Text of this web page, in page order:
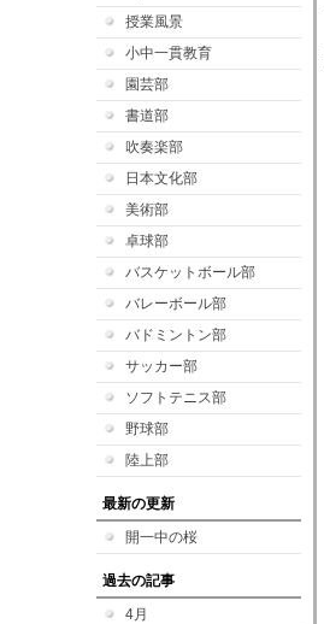
授業風景
小中一貫教育
園芸部
書道部
吹奏楽部
日本文化部
美術部
卓球部
バスケットボール部
バレーボール部
バドミントン部
サッカー部
ソフトテニス部
野球部
陸上部
最新の更新
開一中の桜
過去の記事
4月